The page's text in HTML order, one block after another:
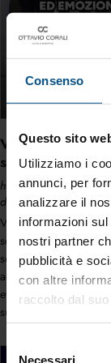
Consenso
Questo sito
Utilizziamo i
annunci, per
analizzare il
informazioni
nostri partner
pubblicità e
con altre
raccolto dal
Selezione
Necessari
Valore, fiducia
serata di
https://
di-una-serata-di-
Visione > Esempio >
serata di successo
serata di successo
accettare i cookie
evento spettacolare a
successo di [...]